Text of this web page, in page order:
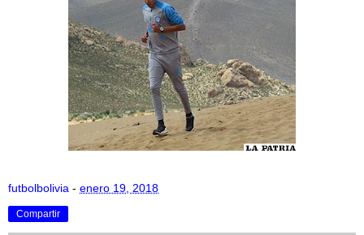
futbolbolivia - enero 19, 2018
Compartir